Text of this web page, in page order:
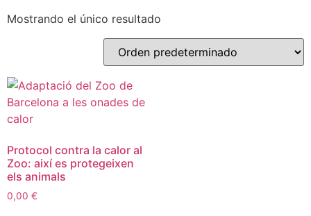
Mostrando el único resultado
Protocol contra la calor al
Zoo: així es protegeixen
els animals
0,00 €